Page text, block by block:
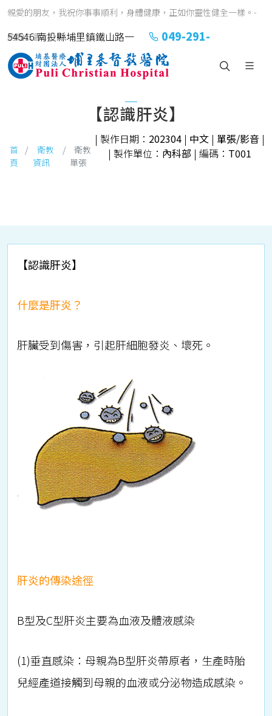
親愛的朋友，我祝你事事順利，身體健康，正如你靈性健全一樣。-
約翰三書1:2
54546 南投縣埔里鎮鐵山路一
號
049-291-
2151#2152
【認識肝炎】
| 製作日期： 202304 | 中文 | 單張/影音 |
| 製作單位： 內科部 | 編碼： T001
首
頁
衛教
資訊
衛教
單張
【認識肝炎】
什麼是肝炎？
肝臟受到傷害，引起肝細胞發炎、壞死。
肝炎的傳染途徑
B型及C型肝炎主要為血液及體液感染
(1)垂直感染：母親為B型肝炎帶原者，生產時胎
兒經產道接觸到母親的血液或分泌物造成感染。